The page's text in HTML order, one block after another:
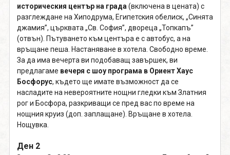
историческия център на града (включена в цената) с
разглеждане на Хиподрума, Египетския обелиск, „Синята
джамия”, църквата „Св. София”, двореца „Топкапъ”
(отвън). Пътуването към центъра е с автобус, а на
връщане пеша. Настаняване в хотела. Свободно време.
За да има вечерта ви подобаващ завършек, ви
предлагаме вечеря с шоу програма в Ориент Хаус
Босфорус, където ще имате възможност да се
насладите на невероятните нощни гледки към Златния
рог и Босфора, разкриващи се пред вас по време на
нощния круиз (доп. заплащане). Връщане в хотела.
Нощувка.
Ден 2